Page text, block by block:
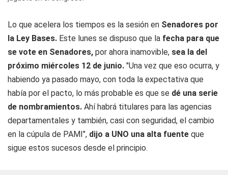
Lo que acelera los tiempos es la sesión en Senadores por
la Ley Bases. Este lunes se dispuso que la fecha para que
se vote en Senadores, por ahora inamovible, sea la del
próximo miércoles 12 de junio. "Una vez que eso ocurra, y
habiendo ya pasado mayo, con toda la expectativa que
había por el pacto, lo más probable es que se dé una serie
de nombramientos. Ahí habrá titulares para las agencias
departamentales y también, casi con seguridad, el cambio
en la cúpula de PAMI", dijo a UNO una alta fuente que
sigue estos sucesos desde el principio.